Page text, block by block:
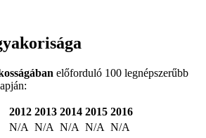
előforduló 100 legnépszerűbb
2012 2013 2014 2015 2016
N/A N/A N/A N/A N/A